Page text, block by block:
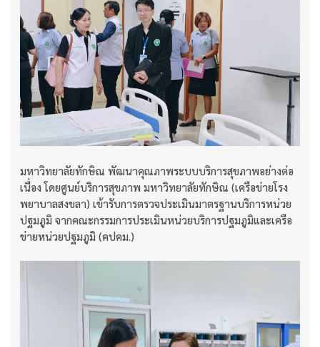
มหาวิทยาลัยทักษิณ พัฒนาคุณภาพระบบบริการสุขภาพอย่างต่อ
เนื่อง โดยศูนย์บริการสุขภาพ มหาวิทยาลัยทักษิณ (เครือข่ายโรง
พยาบาลสงขลา) เข้ารับการตรวจประเมินมาตรฐานบริการหน่วย
ปฐมภูมิ จากคณะกรรมการประเมินหน่วยบริการปฐมภูมิและเครือ
ข่ายหน่วยปฐมภูมิ (คปคม.)